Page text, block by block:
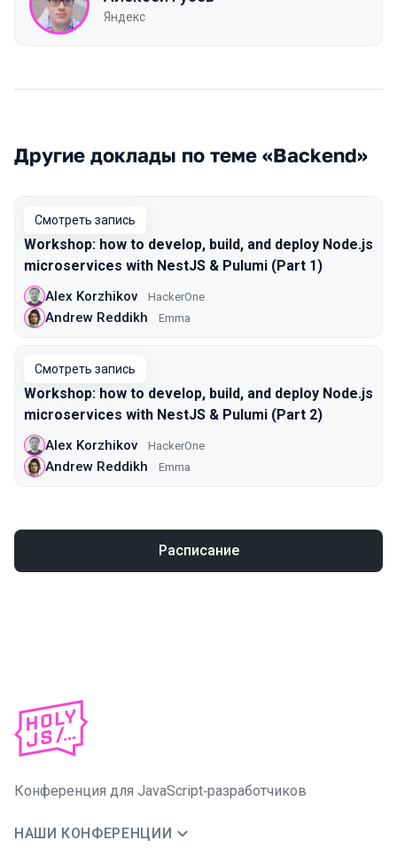
Яндекс
Другие доклады по теме «Backend»
Смотреть запись
Workshop: how to develop, build, and deploy Node.js
microservices with NestJS & Pulumi (Part 1)
Alex Korzhikov HackerOne
Andrew Reddikh Emma
Смотреть запись
Workshop: how to develop, build, and deploy Node.js
microservices with NestJS & Pulumi (Part 2)
Alex Korzhikov HackerOne
Andrew Reddikh Emma
Расписание
Конференция для JavaScript‑разработчиков
НАШИ КОНФЕРЕНЦИИ